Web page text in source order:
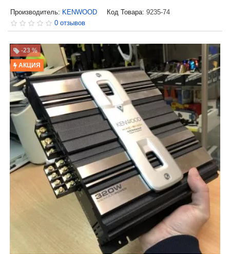
Производитель: KENWOOD Код Товара: 9235-74
0 отзывов
-23 %
АКЦИЯ